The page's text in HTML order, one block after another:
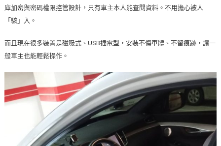
庫加密與密碼權限控管設計，只有車主本人能查閱資料。不用擔心被人
「駭」入。
而且現在很多裝置是磁吸式、USB插電型，安裝不傷車體、不留痕跡，讓一
般車主也能輕鬆操作。